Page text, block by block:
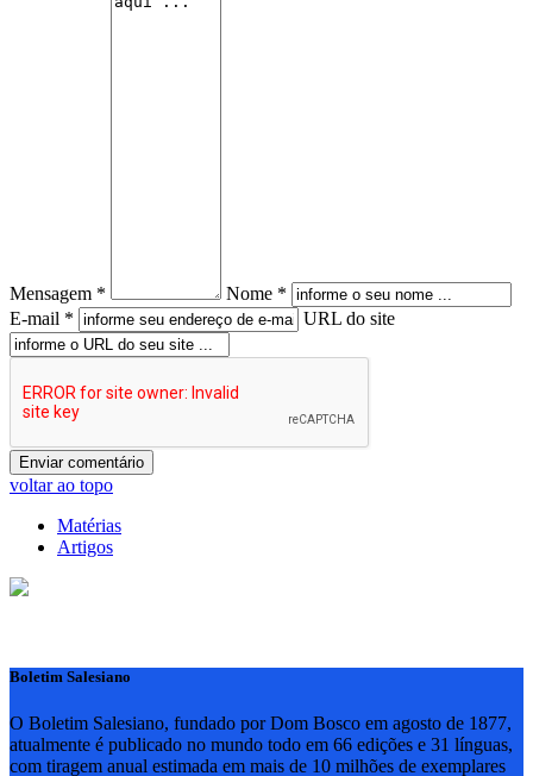
Mensagem *
Nome *
E-mail *
URL do site
voltar ao topo
Matérias
Artigos
Boletim Salesiano
O Boletim Salesiano, fundado por Dom Bosco em agosto de 1877,
atualmente é publicado no mundo todo em 66 edições e 31 línguas,
com tiragem anual estimada em mais de 10 milhões de exemplares